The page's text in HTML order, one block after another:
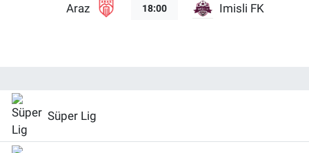
Araz 18:00 Imisli FK
Süper Lig